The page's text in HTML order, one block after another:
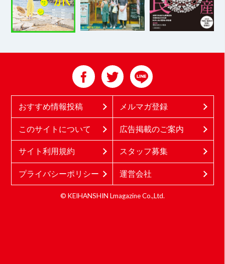
おすすめ情報投稿 メルマガ登録
このサイトについて 広告掲載のご案内
サイト利用規約 スタッフ募集
プライバシーポリシー 運営会社
© KEIHANSHIN Lmagazine Co.,Ltd.